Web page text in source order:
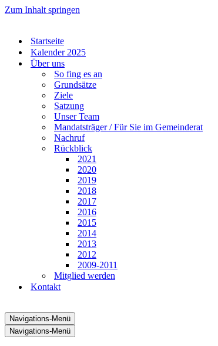
Zum Inhalt springen
Startseite
Kalender 2025
Über uns
So fing es an
Grundsätze
Ziele
Satzung
Unser Team
Mandatsträger / Für Sie im Gemeinderat
Nachruf
Rückblick
2021
2020
2019
2018
2017
2016
2015
2014
2013
2012
2009-2011
Mitglied werden
Kontakt
Navigations-Menü
Navigations-Menü